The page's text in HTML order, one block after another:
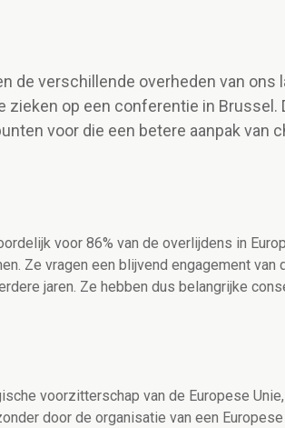
de verschillende overheden van ons
zieken op een conferentie in Brussel.
voor die een betere aanpak van
voor 86% van de overlijdens in
Ze vragen een blijvend engagement van
jaren. Ze hebben dus belangrijke
voorzitterschap van de Europese
door de organisatie van een